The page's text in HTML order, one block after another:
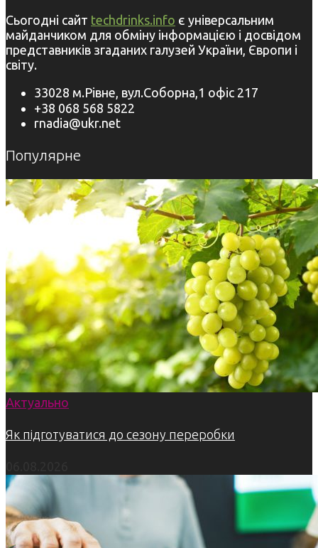
Сьогодні сайт techdrinks.info є універсальним
майданчиком для обміну інформацією і досвідом
представників згаданих галузей України, Європи і
світу.
33028 м.Рівне, вул.Соборна,1 офіс 217
+38 068 568 5822
rnadia@ukr.net
Популярне
Актуально
Як підготуватися до сезону переробки